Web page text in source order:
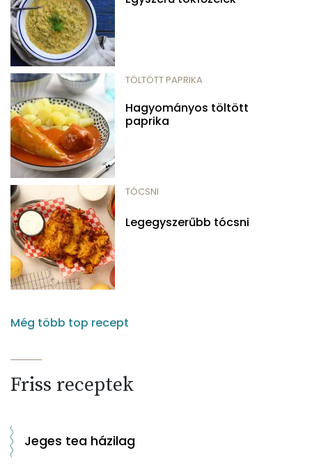
TÖLTÖTT PAPRIKA
Hagyományos töltött
paprika
TÓCSNI
Legegyszerűbb tócsni
Még több top recept
Friss receptek
Jeges tea házilag